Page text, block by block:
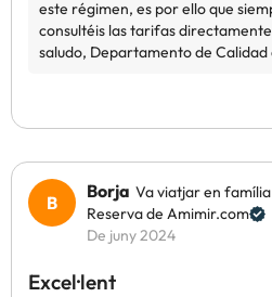
Borja Va viatjar en família
Reserva de Amimir.com
De juny 2024
Excel·lent